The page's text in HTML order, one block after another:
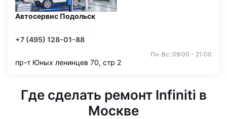
Автосервис Подольск
+7 (495) 128-01-88
Пн-Вс: 09:00 - 21:00
пр-т Юных ленинцев 70, стр 2
Где сделать ремонт Infiniti в
Москве